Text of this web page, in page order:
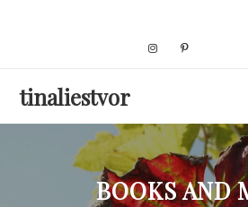
tinaliestvor
BOOKS AND